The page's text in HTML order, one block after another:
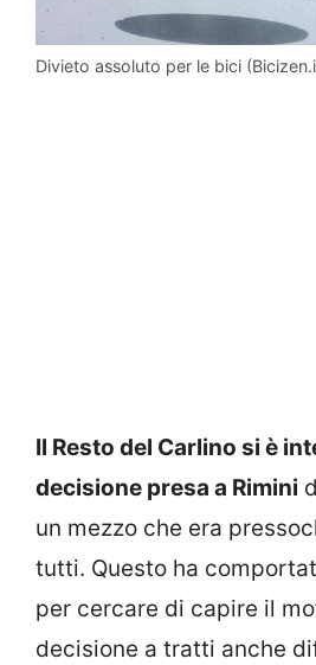
Divieto assoluto per le bici
Il Resto del Carlino si è
decisione presa a Rimini
un mezzo che era
tutti. Questo ha
per cercare di capire il
decisione a tratti anche